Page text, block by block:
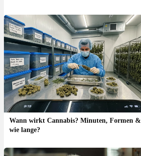
Wann wirkt Cannabis? Minuten, Formen &
wie lange?